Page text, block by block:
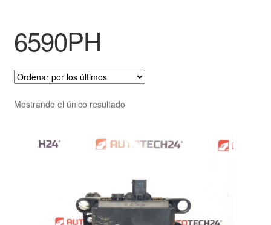
Carro
Contacto
Envío al mundo entero
Mi cuenta
Política de privacidad
6590PH
Mostrando el único resultado